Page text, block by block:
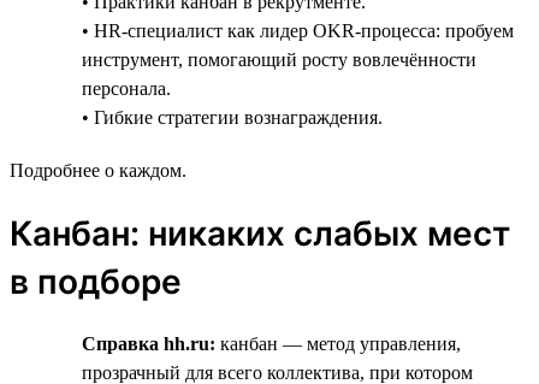
• HR-специалист как лидер OKR-процесса: пробуем
инструмент, помогающий росту вовлечённости
персонала.
• Гибкие стратегии вознаграждения.
Подробнее о каждом.
Канбан: никаких слабых мест
в подборе
Справка hh.ru: канбан — метод управления,
прозрачный для всего коллектива, при котором